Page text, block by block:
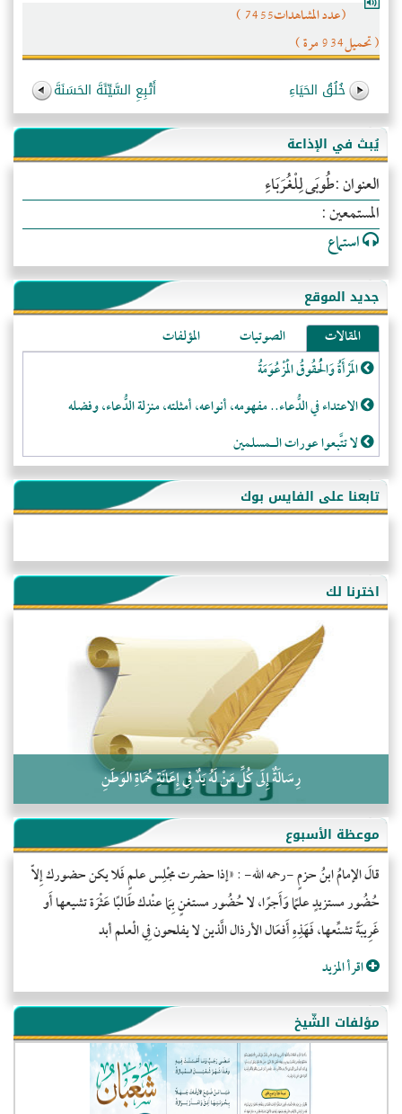
(عدد المشاهدات7455 )
( تحميل934 مرة )
خُلُقُ الحَيَاءِ أَتْبِعِ السَّيِّئَةَ الحَسَنَةَ
يُبث في الإذاعة
العنوان :طُوبَى لِلْغُرَبَاءِ
المستمعين :
استماع
جديد الموقع
المقالات الصوتيات
المؤلفات
المَرْأَةُ وَالْحُقُوقُ الْمَزْعُوَمَةُ
الاعتداء في الدُّعاء.. مفهومه، أنواعه، أمثلته، منزلة الدُّعاء، وفضله
لا تتَّبعوا عورات الـمسلمين
فقه النَّصيحة عند الصَّحابة الكرام رضي الله عنهم
لَا عِزَّةَ إِلَّا بِالإِسْلَامِ
هذه سبيلنا فماذا تنقمون؟!
أُسُـسُ بَـيْـتِ الـمُسْـلِمِ
التَّعْلِيمُ القُرْآنِي
كلمة إلى إخواني السلفيين في الجزائر
تابعنا على الفايس بوك
اخترنا لك
رِسَالَةٌ إِلَى كُلِّ مَنْ لَهُ يَدٌ فِي إِعَانَةِ حُمَاةِ الوَطَنِ
موعظة الأسبوع
قالَ الإمامُ ابنُ حزمٍ -رحمه الله- : «إذا حضرت مجْلِس علمٍ فَلا يكن حضورك إِلاّ
حُضُور مستزيدٍ علمًا وَأَجرًا، لا حُضُور مستغنٍ بِمَا عنْدك طَالبًا عَثْرَة تشيعها أَو
غَرِيبَةً تشنِّعها، فَهَذِهِ أَفعَال الأرذال الَّذين لا يفلحون فِي الْعلم أبد
اقرأ المزيد
مؤلفات الشّيخ